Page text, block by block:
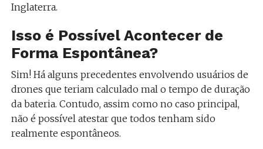
Inglaterra.
Isso é Possível Acontecer de
Forma Espontânea?
Sim! Há alguns precedentes envolvendo usuários de
drones que teriam calculado mal o tempo de duração
da bateria. Contudo, assim como no caso principal,
não é possível atestar que todos tenham sido
realmente espontâneos.